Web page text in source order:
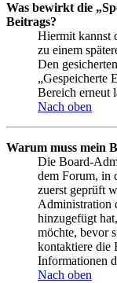
Was bewirkt die
Beitrags?
Hiermit kannst
zu einem
Den
„Gespeicherte
Bereich erneut
Nach oben
Warum muss mein
Die Board-
dem Forum, in
zuerst geprüft
Administration
hinzugefügt
möchte, bevor
kontaktiere die
Informationen
Nach oben